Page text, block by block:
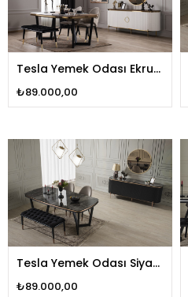
Tesla Yemek Odası Ekru
Gold
₺89.000,00
Tesla Yemek Odası Siyah
Bronz
₺89.000,00